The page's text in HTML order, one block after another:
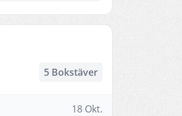
5 Bokstäver
18 Okt.